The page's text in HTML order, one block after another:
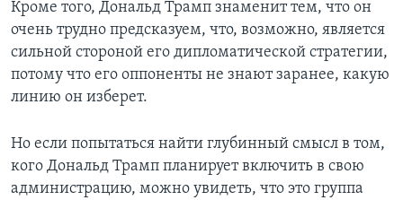
Кроме того, Дональд Трамп знаменит тем, что он
очень трудно предсказуем, что, возможно, является
сильной стороной его дипломатической стратегии,
потому что его оппоненты не знают заранее, какую
линию он изберет.
Но если попытаться найти глубинный смысл в том,
кого Дональд Трамп планирует включить в свою
администрацию, можно увидеть, что это группа